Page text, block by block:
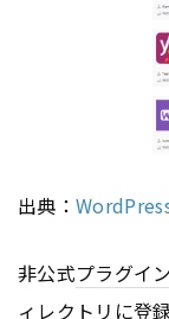
出典：
非公式プラグイン
ィレクトリに登